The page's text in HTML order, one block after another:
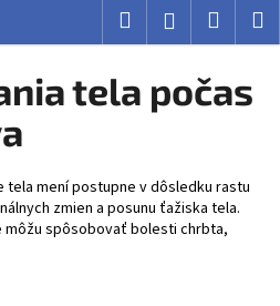
Hľadať Prihlásenie
tela počas
mení postupne v dôsledku rastu
zmien a posunu ťažiska tela.
môžu spôsobovať bolesti chrbta,